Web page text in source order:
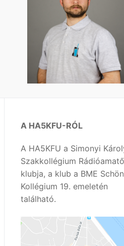
A HA5KFU-RÓL
A HA5KFU a Simonyi
Szakkollégium
klubja, a klub a BME
Kollégium 19. emeletén
található.